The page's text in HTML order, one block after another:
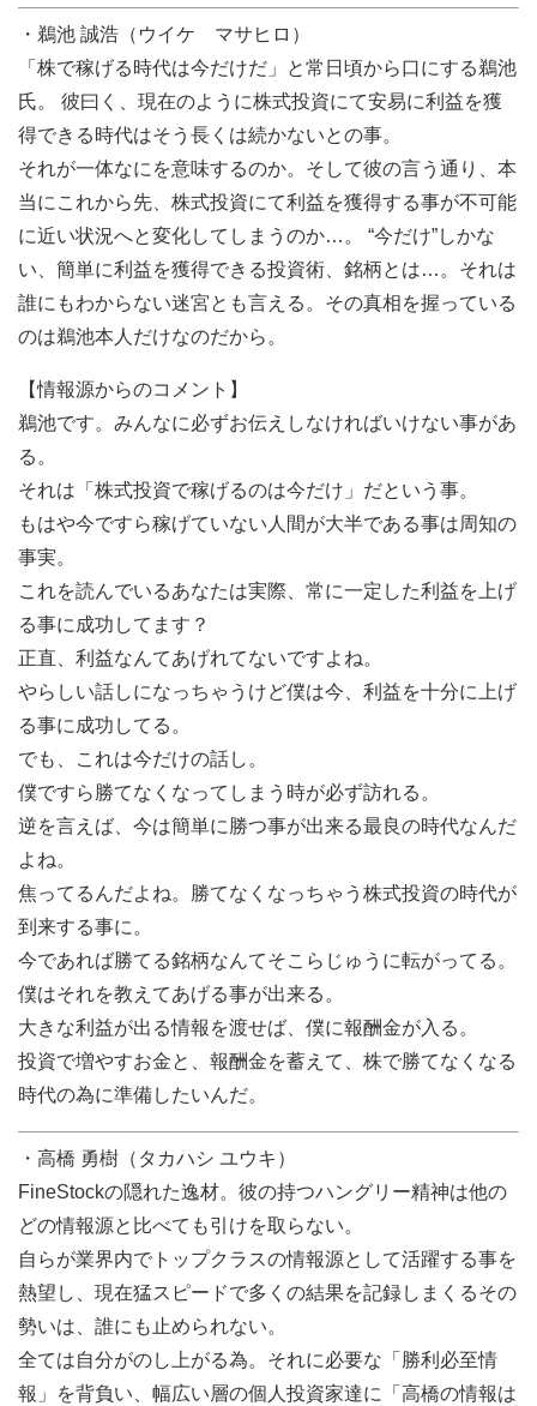
・鵜池 誠浩（ウイケ マサヒロ）
「株で稼げる時代は今だけだ」と常日頃から口にする鵜池
氏。 彼曰く、現在のように株式投資にて安易に利益を獲
得できる時代はそう長くは続かないとの事。
それが一体なにを意味するのか。そして彼の言う通り、本
当にこれから先、株式投資にて利益を獲得する事が不可能
に近い状況へと変化してしまうのか…。 “今だけ”しかな
い、簡単に利益を獲得できる投資術、銘柄とは…。それは
誰にもわからない迷宮とも言える。その真相を握っている
のは鵜池本人だけなのだから。
【情報源からのコメント】
鵜池です。みんなに必ずお伝えしなければいけない事があ
る。
それは「株式投資で稼げるのは今だけ」だという事。
もはや今ですら稼げていない人間が大半である事は周知の
事実。
これを読んでいるあなたは実際、常に一定した利益を上げ
る事に成功してます？
正直、利益なんてあげれてないですよね。
やらしい話しになっちゃうけど僕は今、利益を十分に上げ
る事に成功してる。
でも、これは今だけの話し。
僕ですら勝てなくなってしまう時が必ず訪れる。
逆を言えば、今は簡単に勝つ事が出来る最良の時代なんだ
よね。
焦ってるんだよね。勝てなくなっちゃう株式投資の時代が
到来する事に。
今であれば勝てる銘柄なんてそこらじゅうに転がってる。
僕はそれを教えてあげる事が出来る。
大きな利益が出る情報を渡せば、僕に報酬金が入る。
投資で増やすお金と、報酬金を蓄えて、株で勝てなくなる
時代の為に準備したいんだ。
・高橋 勇樹（タカハシ ユウキ）
FineStockの隠れた逸材。彼の持つハングリー精神は他の
どの情報源と比べても引けを取らない。
自らが業界内でトップクラスの情報源として活躍する事を
熱望し、現在猛スピードで多くの結果を記録しまくるその
勢いは、誰にも止められない。
全ては自分がのし上がる為。それに必要な「勝利必至情
報」を背負い、幅広い層の個人投資家達に「高橋の情報は